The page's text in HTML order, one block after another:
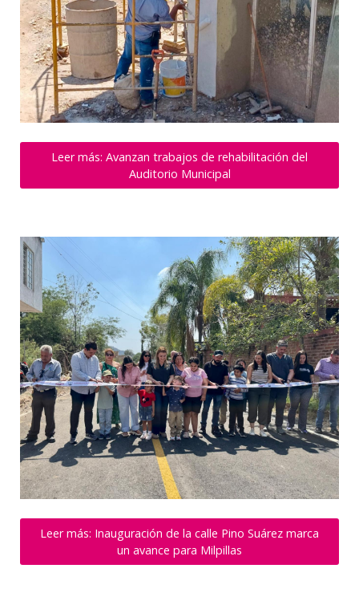
Leer más: Avanzan trabajos de rehabilitación del
Auditorio Municipal
Leer más: Inauguración de la calle Pino Suárez marca
un avance para Milpillas